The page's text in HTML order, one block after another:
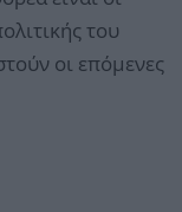
του
οι επόμενες